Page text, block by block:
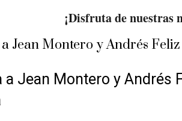
¡Disfruta de nuestras
a Jean Montero y